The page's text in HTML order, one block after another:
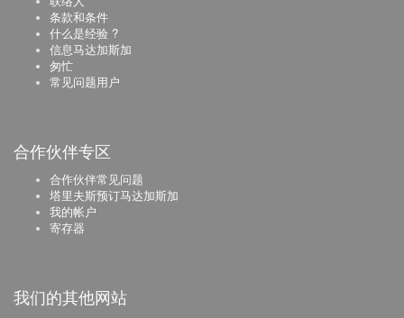
条款和条件
什么是经验 ?
信息马达加斯加
匆忙
常见问题用户
合作伙伴专区
合作伙伴常见问题
塔里夫斯预订马达加斯加
我的帐户
寄存器
我们的其他网站